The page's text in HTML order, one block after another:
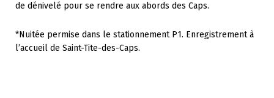
de dénivelé pour se rendre aux abords des Caps.
*Nuitée permise dans le stationnement P1. Enregistrement à
l’accueil de Saint-Tite-des-Caps.